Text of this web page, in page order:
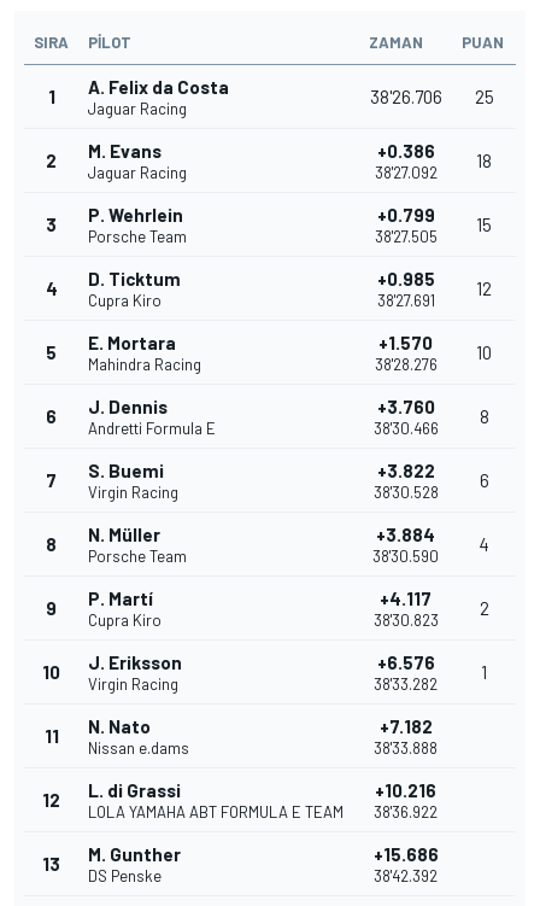
SIRA PILOT ZAMAN PUAN
1 A. Felix da Costa
Jaguar Racing
38'26.706 25
2 M. Evans
Jaguar Racing
+0.386
38'27.092
18
3 P. Wehrlein
Porsche Team
+0.799
38'27.505
15
4 D. Ticktum
Cupra Kiro
+0.985
38'27.691
12
5 E. Mortara
Mahindra Racing
+1.570
38'28.276
10
6 J. Dennis
Andretti Formula E
+3.760
38'30.466
8
7 S. Buemi
Virgin Racing
+3.822
38'30.528
6
8 N. Müller
Porsche Team
+3.884
38'30.590
4
9 P. Martí
Cupra Kiro
+4.117
38'30.823
2
10 J. Eriksson
Virgin Racing
+6.576
38'33.282
1
11 N. Nato
Nissan e.dams
+7.182
38'33.888
12 L. di Grassi
LOLA YAMAHA ABT FORMULA E TEAM
+10.216
38'36.922
13 M. Gunther
DS Penske
+15.686
38'42.392